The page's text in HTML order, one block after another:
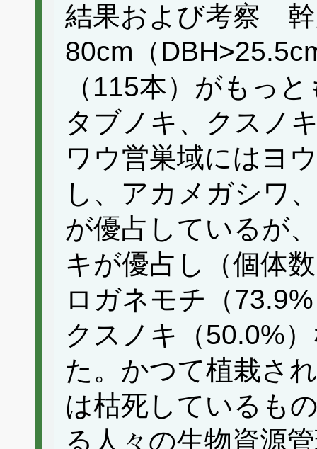
結果および考察
80cm（
（115本）がもっ
タブノキ、クスノ
ワウ営巣域にはヨ
し、アカメガシワ
が優占しているが
キが優占し（個体
ロガネモチ（
クスノキ（50.0%
た。かつて植栽さ
は枯死しているも
る人々の生物資源